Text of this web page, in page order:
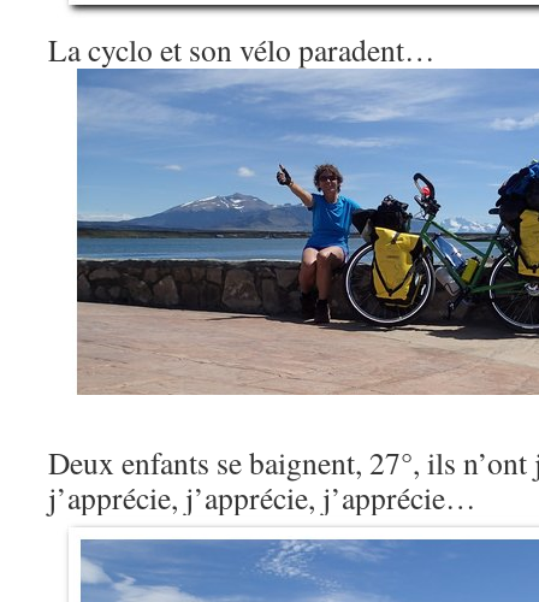
La cyclo et son vélo paradent…
Deux enfants se baignent, 27°, ils
j’apprécie, j’apprécie, j’apprécie…